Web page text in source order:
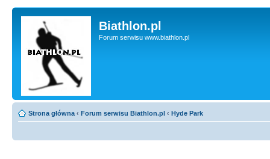
Biathlon.pl
Forum serwisu www.biathlon.pl
Strona główna ‹ Forum serwisu Biathlon.pl ‹ Hyde Park